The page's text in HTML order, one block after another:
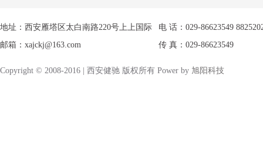
地址：西安雁塔区太白南路220号上上国际
电 话：029-86623549
邮箱：xajckj@163.com
传 真：029-86623549
Copyright © 2008-2016 | 西安健驰 版权所有 Power by 旭阳科技